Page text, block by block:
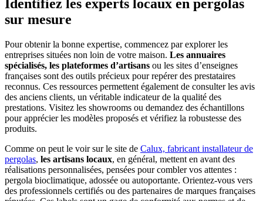
Identifiez les experts locaux en pergolas
sur mesure
Pour obtenir la bonne expertise, commencez par explorer les
entreprises situées non loin de votre maison. Les annuaires
spécialisés, les plateformes d’artisans ou les sites d’enseignes
françaises sont des outils précieux pour repérer des prestataires
reconnus. Ces ressources permettent également de consulter les avis
des anciens clients, un véritable indicateur de la qualité des
prestations. Visitez les showrooms ou demandez des échantillons
pour apprécier les modèles proposés et vérifiez la robustesse des
produits.
Comme on peut le voir sur le site de Calux, fabricant installateur de
pergolas, les artisans locaux, en général, mettent en avant des
réalisations personnalisées, pensées pour combler vos attentes :
pergola bioclimatique, adossée ou autoportante. Orientez-vous vers
des professionnels certifiés ou des partenaires de marques françaises